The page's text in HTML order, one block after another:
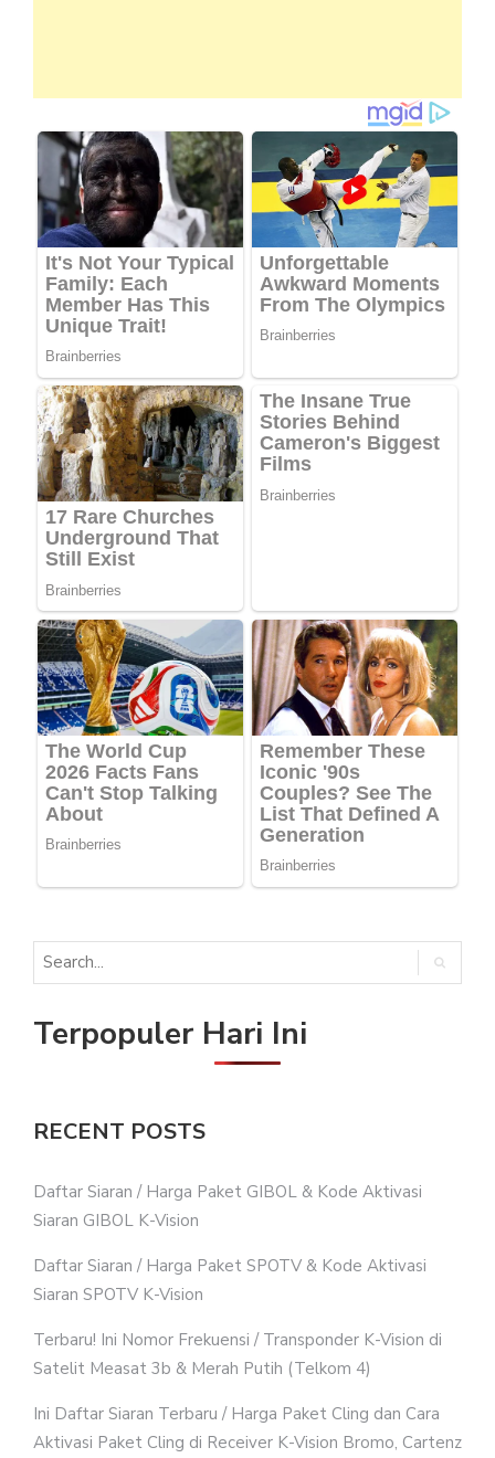
Terpopuler Hari Ini
RECENT POSTS
Daftar Siaran / Harga Paket GIBOL & Kode Aktivasi
Siaran GIBOL K-Vision
Daftar Siaran / Harga Paket SPOTV & Kode Aktivasi
Siaran SPOTV K-Vision
Terbaru! Ini Nomor Frekuensi / Transponder K-Vision di
Satelit Measat 3b & Merah Putih (Telkom 4)
Ini Daftar Siaran Terbaru / Harga Paket Cling dan Cara
Aktivasi Paket Cling di Receiver K-Vision Bromo, Cartenz